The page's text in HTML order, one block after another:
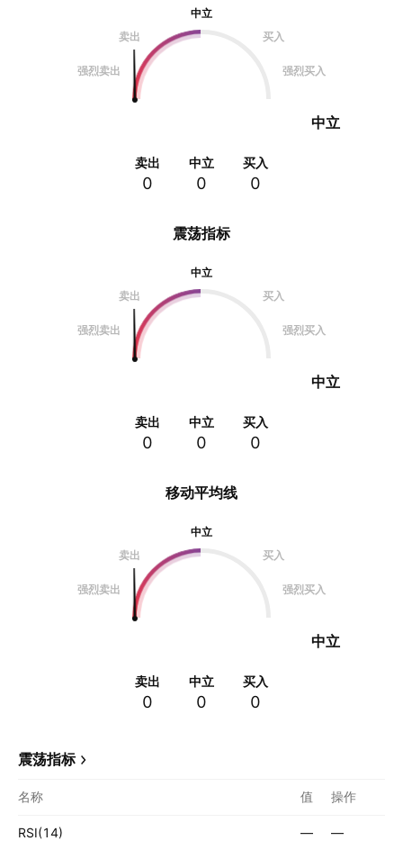
震荡指标
中立
卖出
买入
强烈卖出 强烈买入
中立
卖出
0
中立
0
买入
0
中立
卖出
买入
强烈卖出 强烈买入
中立
卖出
0
中立
0
买入
0
移动平均线
中立
卖出
买入
强烈卖出 强烈买入
中立
卖出
0
中立
0
买入
0
震荡指标
名称 值 操作
RSI(14) — —